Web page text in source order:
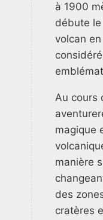
à 1900
débute
volcan
Au cours
magique
manière
des
cratères